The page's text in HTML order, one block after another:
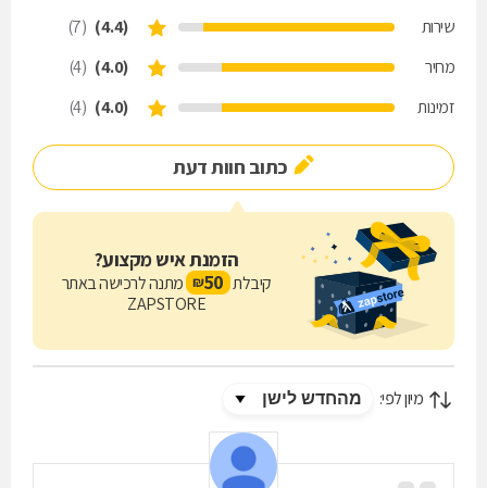
שירות
(4.4)
(7)
מחיר
(4.0)
(4)
זמינות
(4.0)
(4)
כתוב חוות דעת
הזמנת איש מקצוע?
קיבלת 50
₪ מתנה לרכישה באתר
ZAPSTORE
מיון לפי: